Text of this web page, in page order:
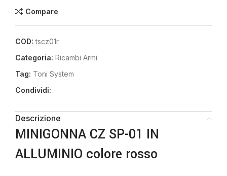
Compare
COD:tscz01r
Categoria: Ricambi Armi
Tag: Toni System
Condividi:
Descrizione
MINIGONNA CZ SP-01 IN
ALLUMINIO colore rosso